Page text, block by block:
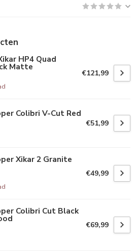
HP4 Quad
Matte
€121,99
Colibri V-Cut Red
€51,99
Xikar 2 Granite
€49,99
Colibri Cut Black
€69,99